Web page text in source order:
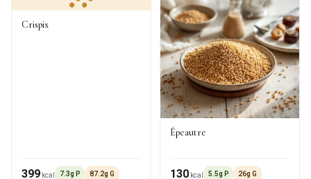
Crispix
399 kcal 7.3g P 87.2g G
Épeautre
130 kcal 5.5g P 26g G